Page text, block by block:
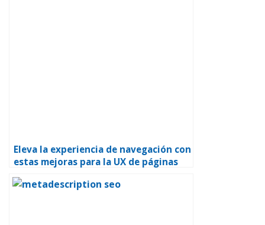
Eleva la experiencia de navegación con
estas mejoras para la UX de páginas
web